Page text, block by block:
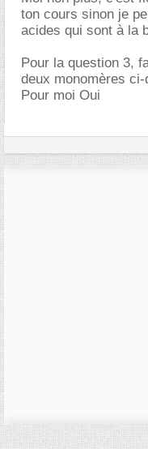
ton cours sinon je
acides qui sont à la
Pour la question 3,
deux monomères
Pour moi Oui